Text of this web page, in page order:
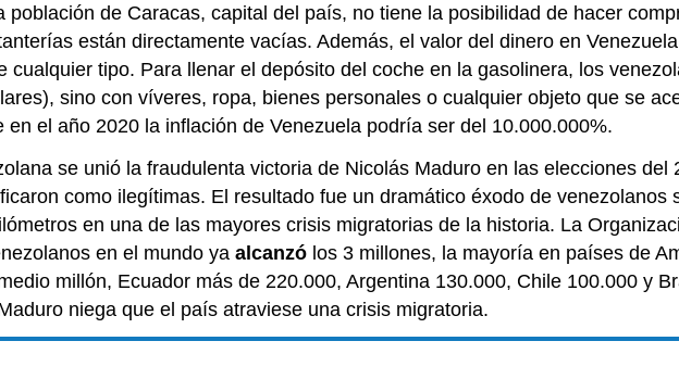
población de Caracas, capital del país, no tiene la posibilidad de hacer
están directamente vacías. Además, el valor del dinero en
cualquier tipo. Para llenar el depósito del coche en la gasolinera, los
sino con víveres, ropa, bienes personales o cualquier objeto que se
en el año 2020 la inflación de Venezuela podría ser del 10.000.000%.
se unió la fraudulenta victoria de Nicolás Maduro en las elecciones
como ilegítimas. El resultado fue un dramático éxodo de
en una de las mayores crisis migratorias de la historia. La
en el mundo ya alcanzó los 3 millones, la mayoría en países de
millón, Ecuador más de 220.000, Argentina 130.000, Chile 100.000 y
niega que el país atraviese una crisis migratoria.